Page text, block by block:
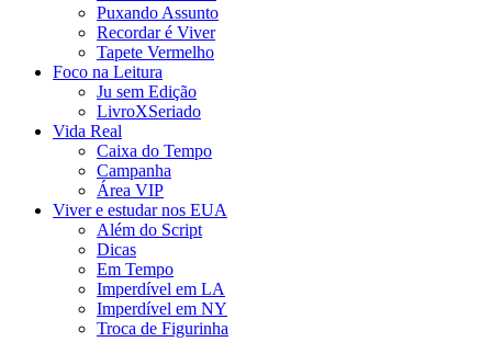
Puxando Assunto
Recordar é Viver
Tapete Vermelho
Foco na Leitura
Ju sem Edição
LivroXSeriado
Vida Real
Caixa do Tempo
Campanha
Área VIP
Viver e estudar nos EUA
Além do Script
Dicas
Em Tempo
Imperdível em LA
Imperdível em NY
Troca de Figurinha